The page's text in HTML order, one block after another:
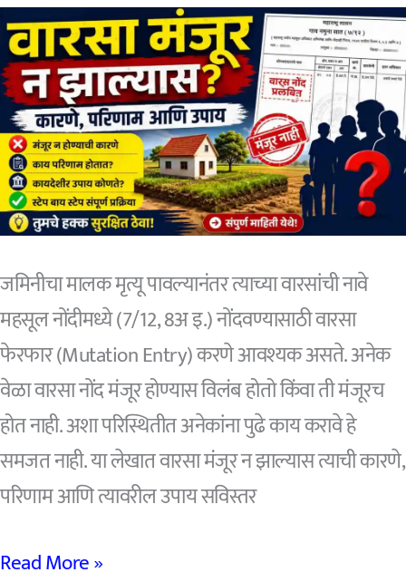
महिलांना
मिळणार
आर्थिक
मदत,
पात्रता
व
अर्ज
प्रक्रिया
जाणून
घ्या
⭐
जमिनीचा मालक मृत्यू पावल्यानंतर त्याच्या वारसांची नावे
महसूल नोंदीमध्ये (7/12, 8अ इ.) नोंदवण्यासाठी वारसा
फेरफार (Mutation Entry) करणे आवश्यक असते. अनेक
वेळा वारसा नोंद मंजूर होण्यास विलंब होतो किंवा ती मंजूरच
होत नाही. अशा परिस्थितीत अनेकांना पुढे काय करावे हे
समजत नाही. या लेखात वारसा मंजूर न झाल्यास त्याची कारणे,
परिणाम आणि त्यावरील उपाय सविस्तर
वारसा
Read More »